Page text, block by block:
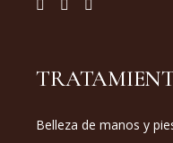
Belleza de manos y